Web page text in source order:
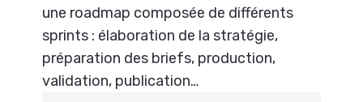
une roadmap composée de différents
sprints : élaboration de la stratégie,
préparation des briefs, production,
validation, publication…